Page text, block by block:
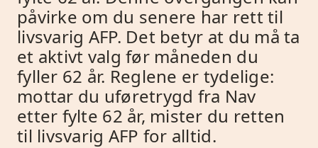
påvirke om du senere har rett til
livsvarig AFP. Det betyr at du må ta
et aktivt valg før måneden du
fyller 62 år. Reglene er tydelige:
mottar du uføretrygd fra Nav
etter fylte 62 år, mister du retten
til livsvarig AFP for alltid.